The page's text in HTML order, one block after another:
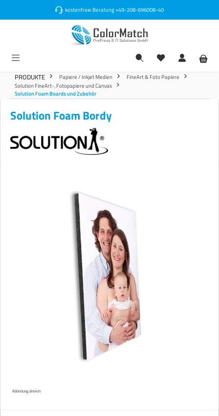
kostenfreie Beratung+49-208-696008-40
PRODUKTE Papiere / Inkjet Medien
FineArt & Foto Papiere
Solution FineArt-, Fotopapiere und Canvas
Solution Foam Boards und Zubehör
Solution Foam Bordy
Abbildung ähnlich